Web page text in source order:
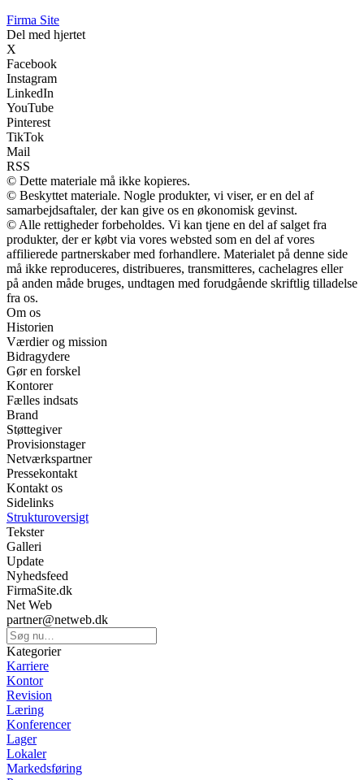
Firma Site
Del med hjertet
X
Facebook
Instagram
LinkedIn
YouTube
Pinterest
TikTok
Mail
RSS
© Dette materiale må ikke kopieres.
© Beskyttet materiale. Nogle produkter, vi viser, er en del af
samarbejdsaftaler, der kan give os en økonomisk gevinst.
© Alle rettigheder forbeholdes. Vi kan tjene en del af salget fra
produkter, der er købt via vores websted som en del af vores
affilierede partnerskaber med forhandlere. Materialet på denne side
må ikke reproduceres, distribueres, transmitteres, cachelagres eller
på anden måde bruges, undtagen med forudgående skriftlig tilladelse
fra os.
Om os
Historien
Værdier og mission
Bidragydere
Gør en forskel
Kontorer
Fælles indsats
Brand
Støttegiver
Provisionstager
Netværkspartner
Pressekontakt
Kontakt os
Sidelinks
Strukturoversigt
Tekster
Galleri
Update
Nyhedsfeed
FirmaSite.dk
Net Web
partner@netweb.dk
Kategorier
Karriere
Kontor
Revision
Læring
Konferencer
Lager
Lokaler
Markedsføring